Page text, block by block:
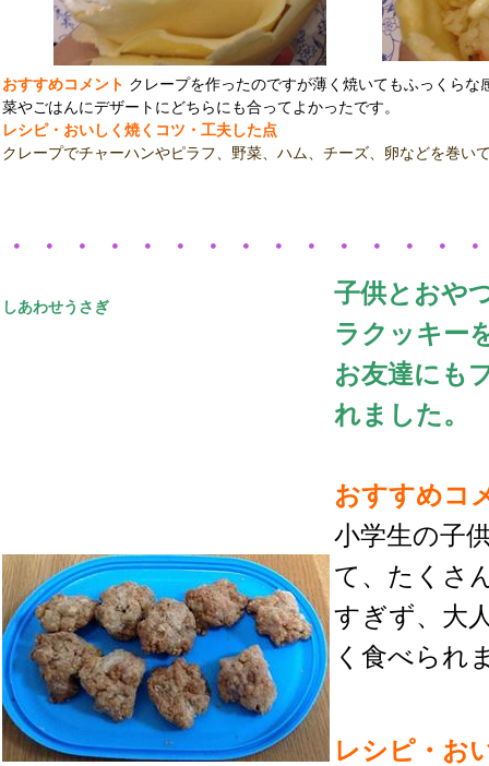
おすすめコメント クレープを作ったのですが薄く焼いてもふっくら
菜やごはんにデザートにどちらにも合ってよかったです。
レシピ・おいしく焼くコツ・工夫した点
クレープでチャーハンやピラフ、野菜、ハム、チーズ、卵などを巻い
・・・・・・・・・・・・・・
しあわせうさぎ
子供とおや
ラクッキー
お友達にも
れました。
おすすめコ
小学生の子
て、たくさ
すぎず、大
く食べられ
レシピ・お